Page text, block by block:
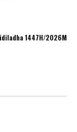
1447H/2026M